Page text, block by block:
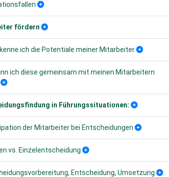
fördern
ich die Potentiale meiner Mitarbeiter
ich diese gemeinsam mit meinen Mitarbeitern
in Führungssituationen:
der Mitarbeiter bei Entscheidungen
vs. Einzelentscheidung
Entscheidung, Umsetzung